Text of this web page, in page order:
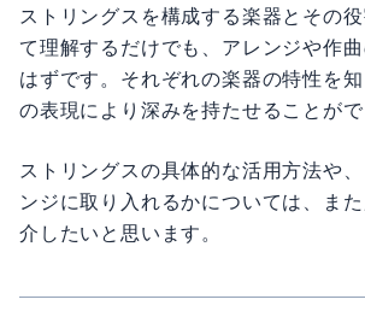
ストリングスを構成する楽器とその
て理解するだけでも、アレンジや作
はずです。それぞれの楽器の特性を
の表現により深みを持たせることがで
ストリングスの具体的な活用方法や
ンジに取り入れるかについては、ま
介したいと思います。